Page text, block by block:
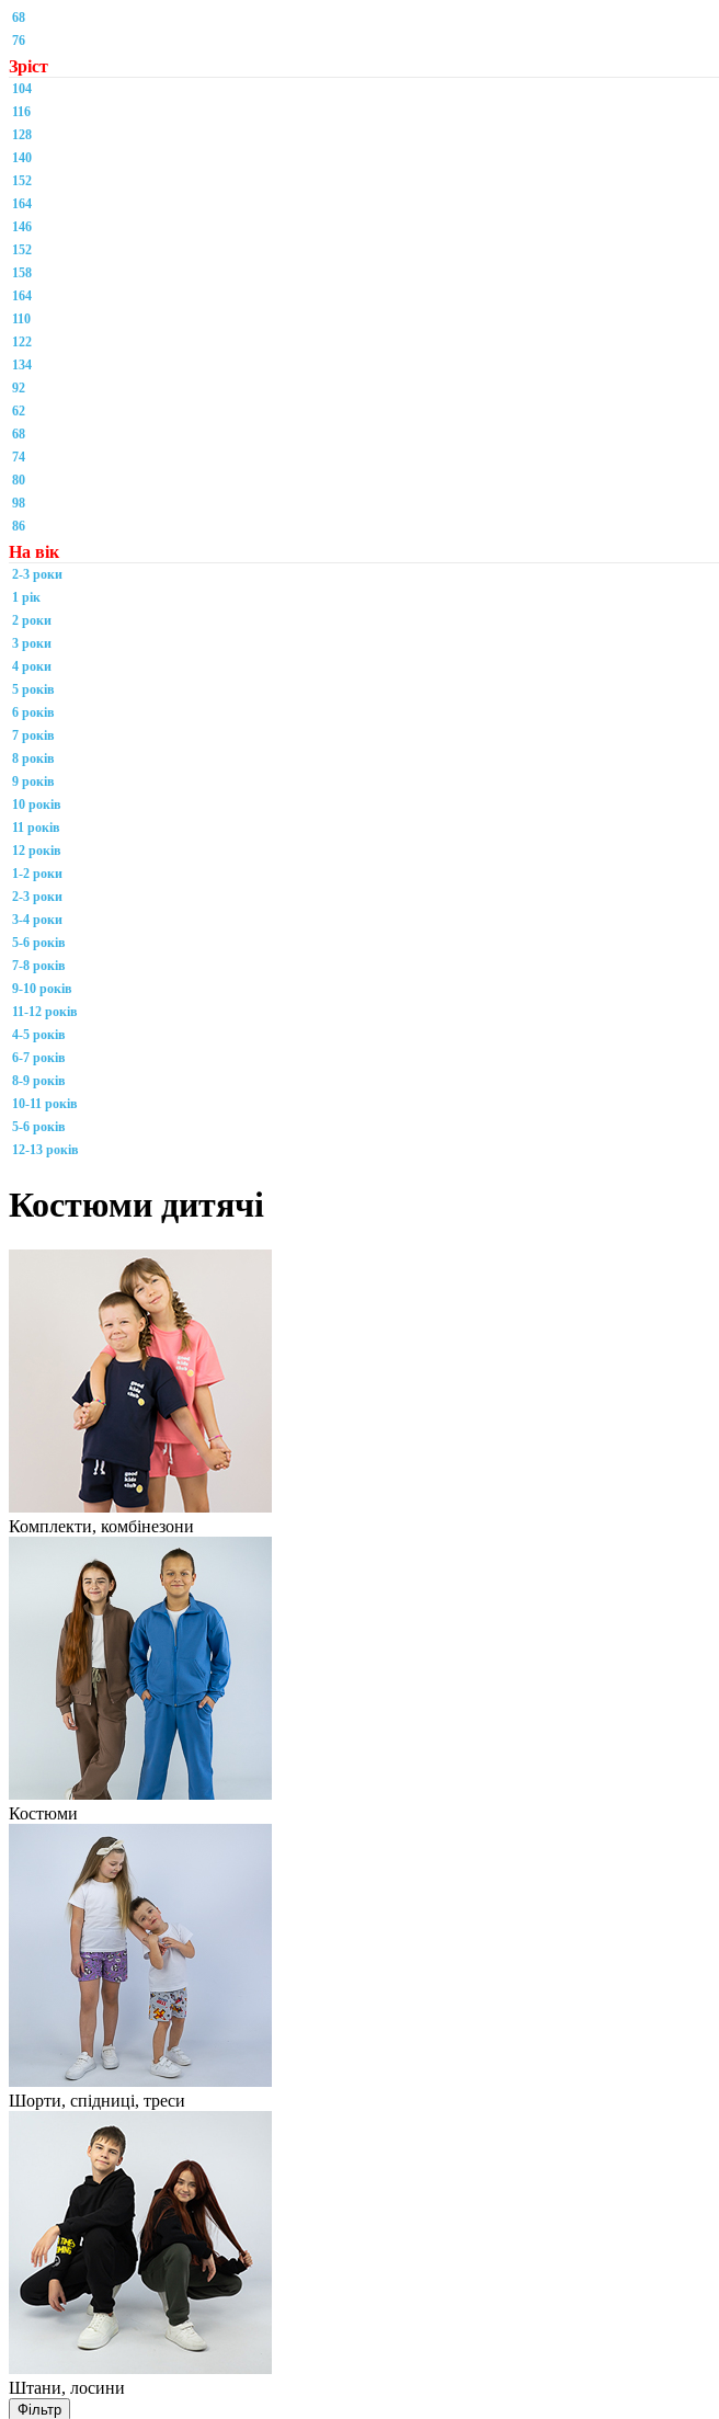
68
76
Зріст
104
116
128
140
152
164
146
152
158
164
110
122
134
92
62
68
74
80
98
86
На вік
2-3 роки
1 рік
2 роки
3 роки
4 роки
5 років
6 років
7 років
8 років
9 років
10 років
11 років
12 років
1-2 роки
2-3 роки
3-4 роки
5-6 років
7-8 років
9-10 років
11-12 років
4-5 років
6-7 років
8-9 років
10-11 років
5-6 років
12-13 років
Костюми дитячі
Комплекти, комбінезони
Костюми
Шорти, спідниці, треси
Штани, лосини
Фільтр